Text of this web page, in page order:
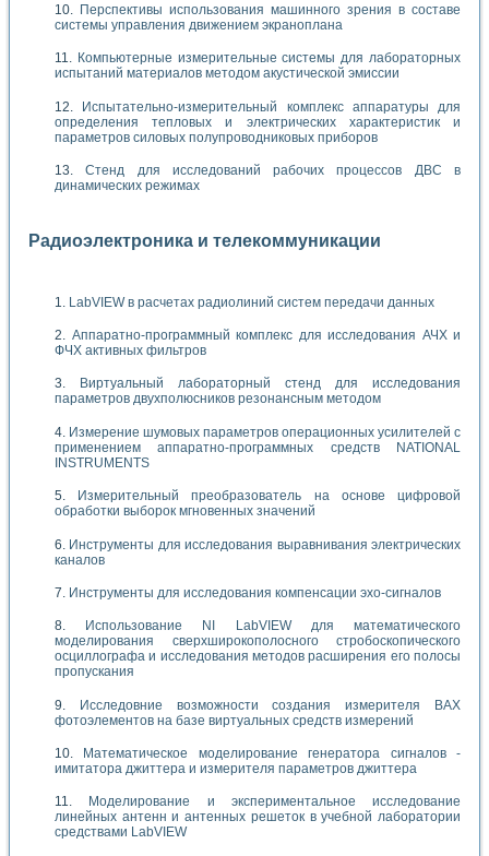
Перспективы использования машинного зрения в составе
системы управления движением экраноплана
Компьютерные измерительные системы для лабораторных
испытаний материалов методом акустической эмиссии
Испытательно-измерительный комплекс аппаратуры для
определения тепловых и электрических характеристик и
параметров силовых полупроводниковых приборов
Стенд для исследований рабочих процессов ДВС в
динамических режимах
Радиоэлектроника и телекоммуникации
LabVIEW в расчетах радиолиний систем передачи данных
Аппаратно-программный комплекс для исследования АЧХ и
ФЧХ активных фильтров
Виртуальный лабораторный стенд для исследования
параметров двухполюсников резонансным методом
Измерение шумовых параметров операционных усилителей с
применением аппаратно-программных средств NATIONAL
INSTRUMENTS
Измерительный преобразователь на основе цифровой
обработки выборок мгновенных значений
Инструменты для исследования выравнивания электрических
каналов
Инструменты для исследования компенсации эхо-сигналов
Использование NI LabVIEW для математического
моделирования сверхширокополосного стробоскопического
осциллографа и исследования методов расширения его полосы
пропускания
Исследовние возможности создания измерителя ВАХ
фотоэлементов на базе виртуальных средств измерений
Математическое моделирование генератора сигналов -
имитатора джиттера и измерителя параметров джиттера
Моделирование и экспериментальное исследование
линейных антенн и антенных решеток в учебной лаборатории
средствами LabVIEW